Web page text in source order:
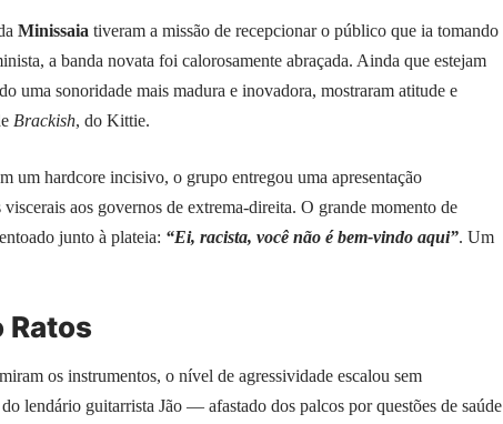
Minissaia tiveram a missão de recepcionar o público que ia tomando
a banda novata foi calorosamente abraçada. Ainda que estejam
uma sonoridade mais madura e inovadora, mostraram atitude e
Brackish, do Kittie.
um hardcore incisivo, o grupo entregou uma apresentação
aos governos de extrema-direita. O grande momento de
junto à plateia: “Ei, racista, você não é bem-vindo aqui”. Um
Ratos
os instrumentos, o nível de agressividade escalou sem
lendário guitarrista Jão — afastado dos palcos por questões de saúde